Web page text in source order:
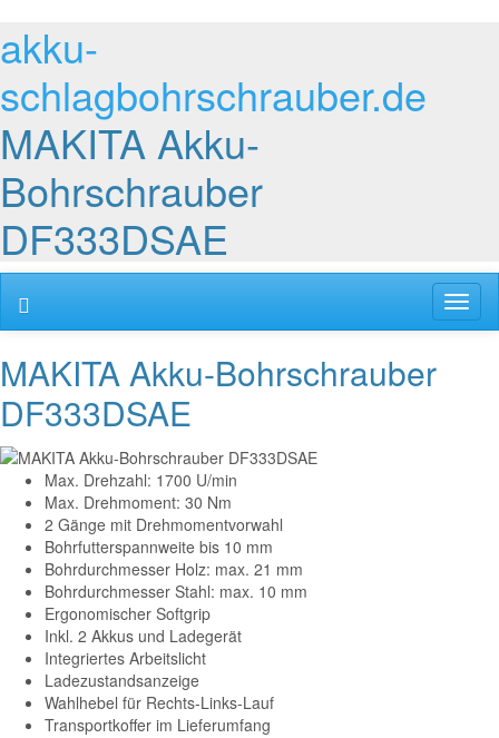
akku-
schlagbohrschrauber.de
MAKITA Akku-
Bohrschrauber
DF333DSAE
MAKITA Akku-Bohrschrauber
DF333DSAE
Max. Drehzahl: 1700 U/min
Max. Drehmoment: 30 Nm
2 Gänge mit Drehmomentvorwahl
Bohrfutterspannweite bis 10 mm
Bohrdurchmesser Holz: max. 21 mm
Bohrdurchmesser Stahl: max. 10 mm
Ergonomischer Softgrip
Inkl. 2 Akkus und Ladegerät
Integriertes Arbeitslicht
Ladezustandsanzeige
Wahlhebel für Rechts-Links-Lauf
Transportkoffer im Lieferumfang